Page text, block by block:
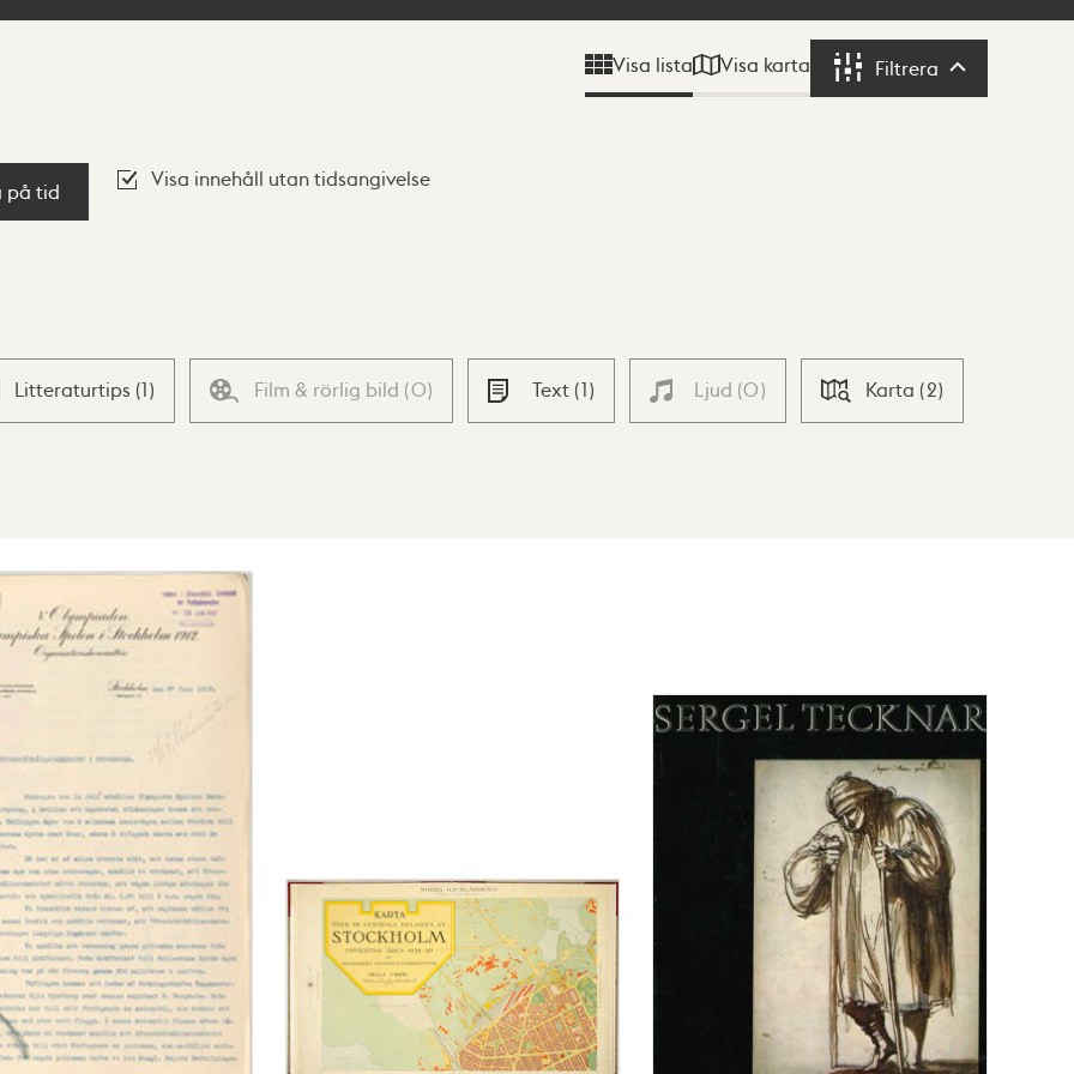
Visa lista Visa karta Filtrera Filtrera
på tid
Visa innehåll utan tidsangivelse
Litteraturtips (1) Film & rörlig bild (0) Text (1) Ljud (0) Karta (2)